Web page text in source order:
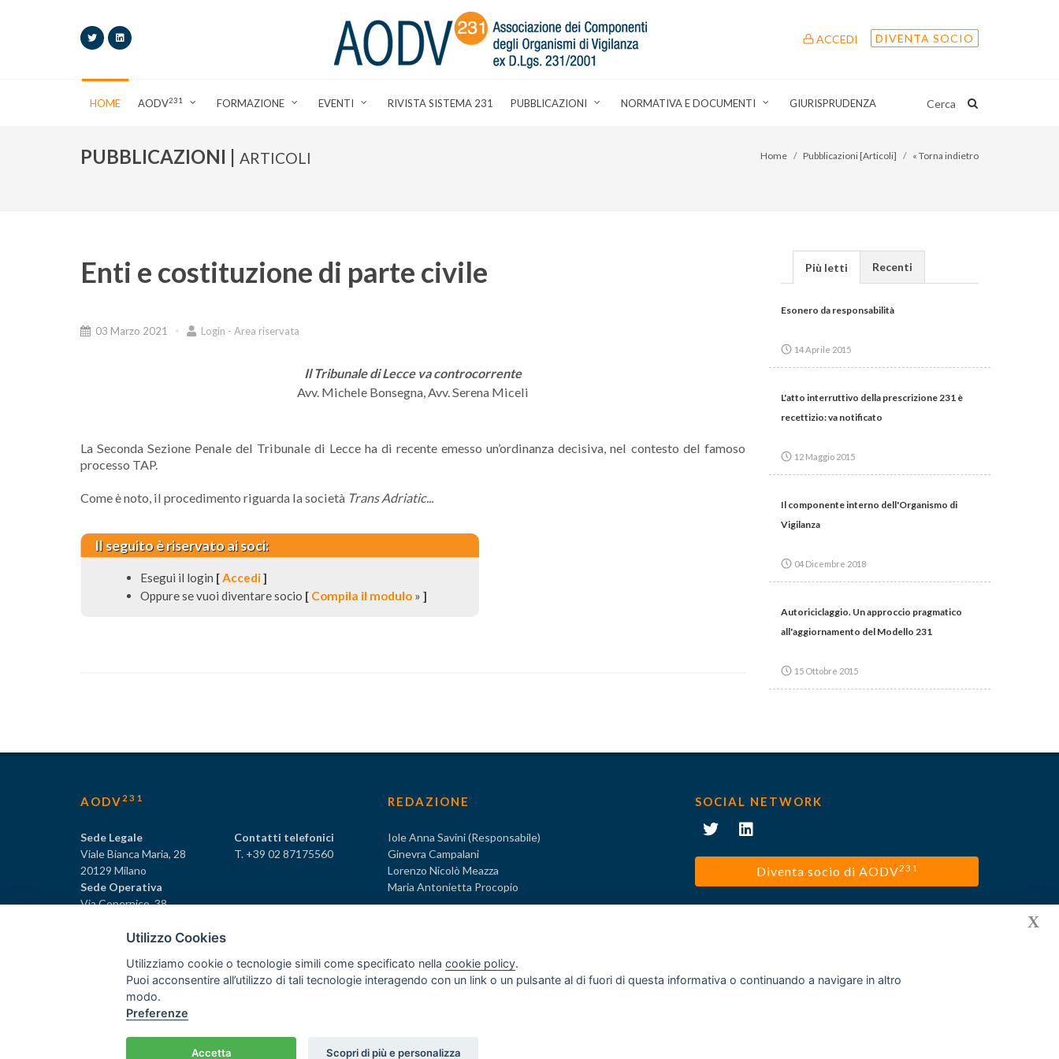
ACCEDI DIVENTA SOCIO
HOME AODV231 FORMAZIONE EVENTI RIVISTA SISTEMA 231 PUBBLICAZIONI NORMATIVA E DOCUMENTI GIURISPRUDENZA Cerca
PUBBLICAZIONI | ARTICOLI Home Pubblicazioni [Articoli] « Torna indietro
Enti e costituzione di parte civile
03 Marzo 2021 Login - Area riservata
Il Tribunale di Lecce va controcorrente
Avv. Michele Bonsegna, Avv. Serena Miceli
La Seconda Sezione Penale del Tribunale di Lecce ha di recente emesso un’ordinanza decisiva, nel contesto del famoso
processo TAP.
Come è noto, il procedimento riguarda la società Trans Adriatic...
Il seguito è riservato ai soci:
Esegui il login [Accedi]
Oppure se vuoi diventare socio [ Compila il modulo » ]
Più letti Recenti
Esonero da responsabilità
14 Aprile 2015
L'atto interruttivo della prescrizione 231 è
recettizio: va notificato
12 Maggio 2015
Il componente interno dell'Organismo di
Vigilanza
04 Dicembre 2018
Autoriciclaggio. Un approccio pragmatico
all'aggiornamento del Modello 231
15 Ottobre 2015
AODV 231
Sede Legale
Viale Bianca Maria, 28
20129 Milano
Sede Operativa
Via Copernico, 38
Contatti telefonici
T. +39 02 87175560
REDAZIONE
Iole Anna Savini (Responsabile)
Ginevra Campalani
Lorenzo Nicolò Meazza
Maria Antonietta Procopio
SOCIAL NETWORK
Diventa socio di AODV231
© Tutti i diritti riservati AODV
Associazione dei Componenti degli Organismi di Vigilanza ex D.Lgs. 231/2001
Utilizzo Cookies
Utilizziamo cookie o tecnologie simili come specificato nella cookie policy.
Puoi acconsentire all’utilizzo di tali tecnologie interagendo con un link o un pulsante al di fuori di questa informativa o continuando a navigare in altro
modo.
Preferenze
Accetta
X
Scopri di più e personalizza